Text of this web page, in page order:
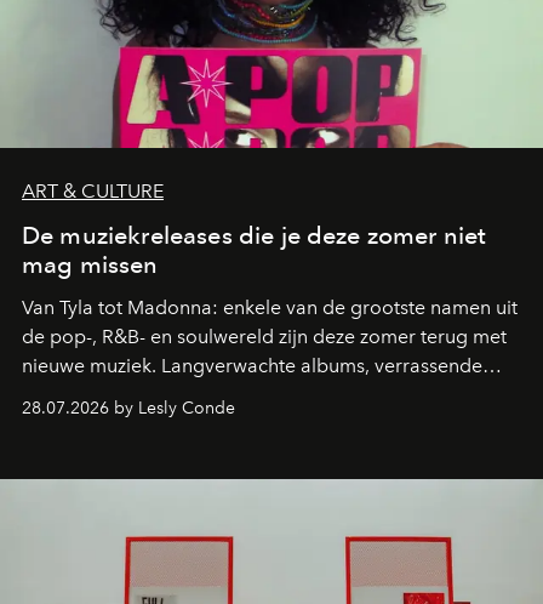
ART & CULTURE
De muziekreleases die je deze zomer niet
mag missen
Van Tyla tot Madonna: enkele van de grootste namen uit
de pop-, R&B- en soulwereld zijn deze zomer terug met
nieuwe muziek. Langverwachte albums, verrassende
comebacks en veelbelovende nieuwe projecten: dit zijn
de releases die je niet mag missen.
28.07.2026 by Lesly Conde